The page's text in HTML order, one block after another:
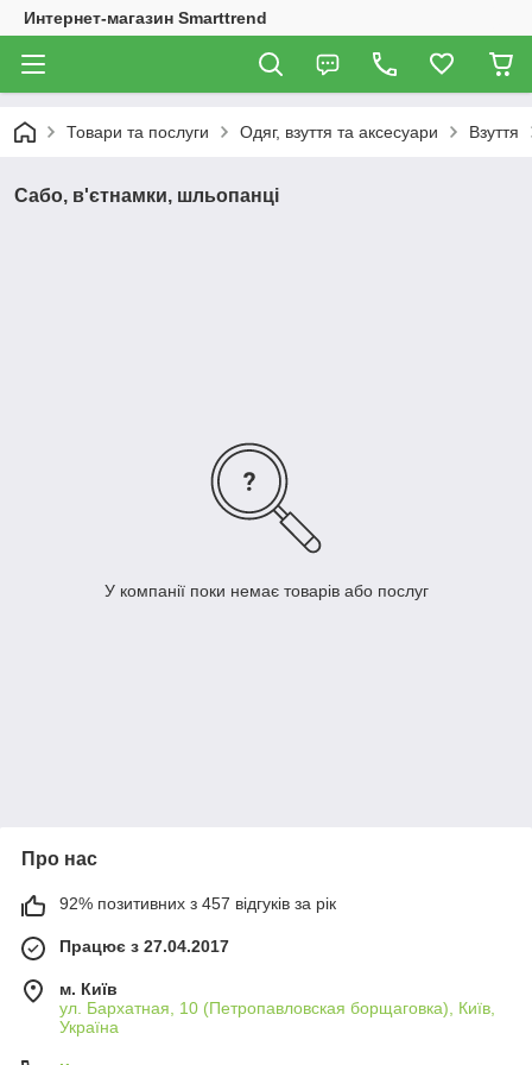
Интернет-магазин Smarttrend
Товари та послуги Одяг, взуття та аксесуари Взуття
Сабо, в'єтнамки, шльопанці
У компанії поки немає товарів або послуг
Про нас
92% позитивних з 457 відгуків за рік
Працює з 27.04.2017
м. Київ
ул. Бархатная, 10 (Петропавловская борщаговка), Київ,
Україна